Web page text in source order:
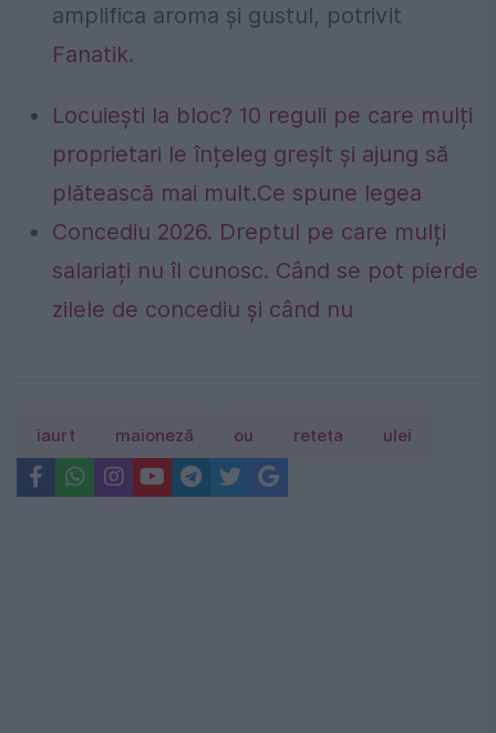
amplifica aroma și gustul, potrivit
Fanatik.
Locuiești la bloc? 10 reguli pe care mulți
proprietari le înțeleg greșit și ajung să
plătească mai mult.Ce spune legea
Concediu 2026. Dreptul pe care mulți
salariați nu îl cunosc. Când se pot pierde
zilele de concediu și când nu
iaurt maioneză ou reteta ulei